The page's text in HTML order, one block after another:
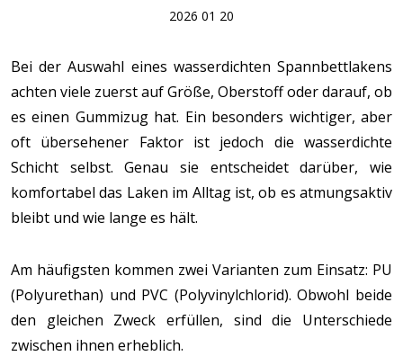
2026 01 20
Bei der Auswahl eines wasserdichten Spannbettlakens
achten viele zuerst auf Größe, Oberstoff oder darauf, ob
es einen Gummizug hat. Ein besonders wichtiger, aber
oft übersehener Faktor ist jedoch die wasserdichte
Schicht selbst. Genau sie entscheidet darüber, wie
komfortabel das Laken im Alltag ist, ob es atmungsaktiv
bleibt und wie lange es hält.
Am häufigsten kommen zwei Varianten zum Einsatz: PU
(Polyurethan) und PVC (Polyvinylchlorid). Obwohl beide
den gleichen Zweck erfüllen, sind die Unterschiede
zwischen ihnen erheblich.